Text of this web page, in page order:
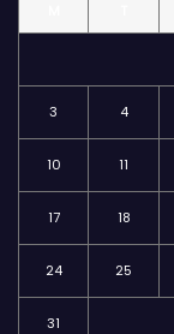
3 4
10 11
17 18
24 25
31